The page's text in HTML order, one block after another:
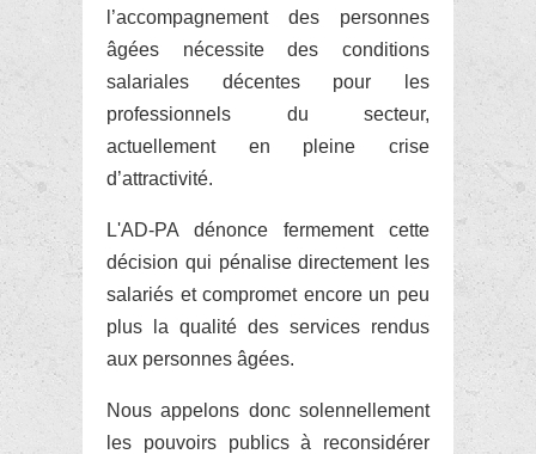
l’accompagnement des personnes
âgées nécessite des conditions
salariales décentes pour les
professionnels du secteur,
actuellement en pleine crise
d’attractivité.
L'AD-PA dénonce fermement cette
décision qui pénalise directement les
salariés et compromet encore un peu
plus la qualité des services rendus
aux personnes âgées.
Nous appelons donc solennellement
les pouvoirs publics à reconsidérer